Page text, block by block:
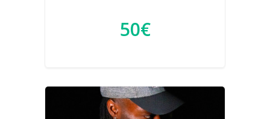
50€